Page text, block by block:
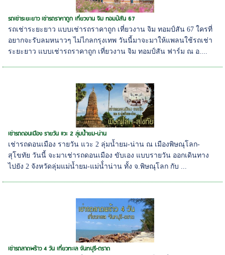
รถเช่าระยะยาว เช่ารถราคาถูก เที่ยวงาน จิม ทอมป์สัน 67
รถเช่าระยะยาว แบบเช่ารถราคาถูก เที่ยวงาน จิม ทอมป์สัน 67 ใครที่
อยากจะรับลมหนาวๆ ไม่ไกลกรุงเทพ วันนี้มาจะมาให้แพลนใช้รถเช่า
ระยะยาว แบบเช่ารถราคาถูก เที่ยวงาน จิม ทอมป์สัน ฟาร์ม ณ อ....
เช่ารถดอนเมือง รายวัน แวะ 2 ลุ่มน้ำยม-น่าน
เช่ารถดอนเมือง รายวัน แวะ 2 ลุ่มน้ำยม-น่าน ณ เมืองพิษณุโลก-
สุโขทัย วันนี้ จะมาเช่ารถดอนเมือง ขับเอง แบบรายวัน ออกเดินทาง
ไปยัง 2 จังหวัดลุ่มแม่น้ำยม-แม่น้่ำน่าน ทั้ง จ.พิษณุโลก กับ ...
เช่ารถลาดพร้าว 4 วัน เที่ยวทะเล จันทบุรี-ตราด